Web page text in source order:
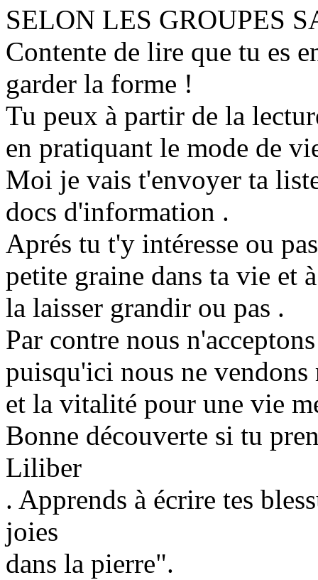
SELON LES GROUPES
Contente de lire que tu es
garder la forme !
Tu peux à partir de la
en pratiquant le mode de
Moi je vais t'envoyer ta
docs d'information .
Aprés tu t'y intéresse ou
petite graine dans ta vie et
la laisser grandir ou pas .
Par contre nous
puisqu'ici nous ne vendons
et la vitalité pour une vie
Bonne découverte si tu
Liliber
. Apprends à écrire tes
joies
dans la pierre".